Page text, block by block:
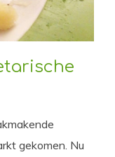
gekomen. Nu